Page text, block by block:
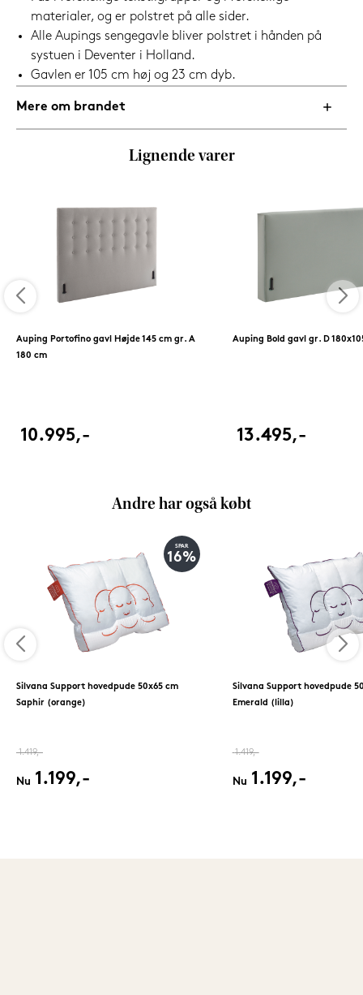
materialer, og er polstret på alle sider.
Alle Aupings sengegavle bliver polstret i hånden på
systuen i Deventer i Holland.
Gavlen er 105 cm høj og 23 cm dyb.
Mere om brandet
Lignende varer
Auping Portofino gavl Højde 145 cm gr. A
180 cm
10.995,-
Auping Bold gavl gr. D
13.495,-
Andre har også købt
SPAR
16%
Silvana Support hovedpude 50x65 cm
Saphir (orange)
1.419,-
Nu 1.199,-
Silvana Support hovedpude
Emerald (lilla)
1.419,-
Nu 1.199,-